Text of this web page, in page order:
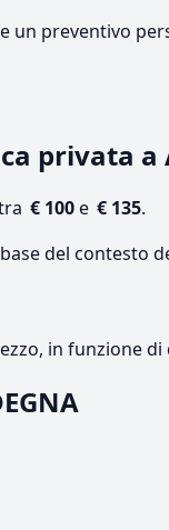
un preventivo
privata a
€ 100e € 135.
del contesto
in funzione